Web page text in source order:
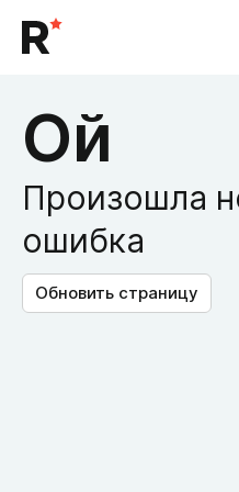
Ой
Произошла
ошибка
Обновить страницу